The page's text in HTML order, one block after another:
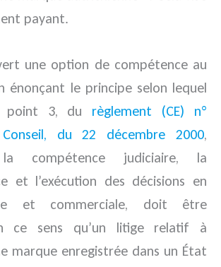
payant.
une option de compétence au
énonçant le principe selon lequel
point 3, du règlement (CE) n°
du 22 décembre 2000,
la compétence judiciaire, la
et l’exécution des décisions en
et commerciale, doit être
ce sens qu’un litige relatif à
marque enregistrée dans un État